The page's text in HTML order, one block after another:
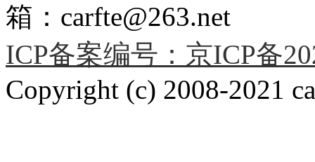
箱：carfte@263.net
ICP备案编号：京ICP备
Copyright (c) 2008-2021